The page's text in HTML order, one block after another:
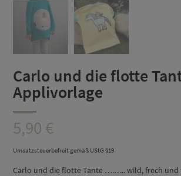
Carlo und die flotte
Applivorlage
5,90 €
Umsatzsteuerbefreit gemäß UStG §19
Carlo und die flotte Tante ….….. wild, frech